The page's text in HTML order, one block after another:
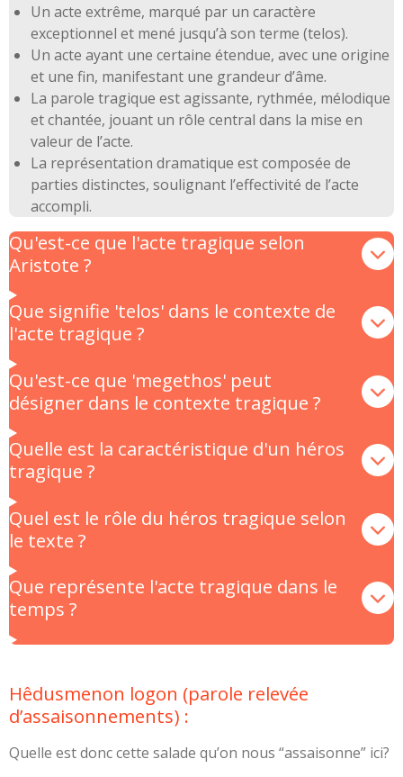
Un acte extrême, marqué par un caractère
exceptionnel et mené jusqu’à son terme (telos).
Un acte ayant une certaine étendue, avec une origine
et une fin, manifestant une grandeur d’âme.
La parole tragique est agissante, rythmée, mélodique
et chantée, jouant un rôle central dans la mise en
valeur de l’acte.
La représentation dramatique est composée de
parties distinctes, soulignant l’effectivité de l’acte
accompli.
Qu'est-ce que l'acte tragique selon
Aristote ?
Que signifie 'telos' dans le contexte de
l'acte tragique ?
Qu'est-ce que 'megethos' peut
désigner dans le contexte tragique ?
Quelle est la caractéristique d'un héros
tragique ?
Quel est le rôle du héros tragique selon
le texte ?
Que représente l'acte tragique dans le
temps ?
Hêdusmenon logon (parole relevée
d’assaisonnements) :
Quelle est donc cette salade qu’on nous “assaisonne” ici?